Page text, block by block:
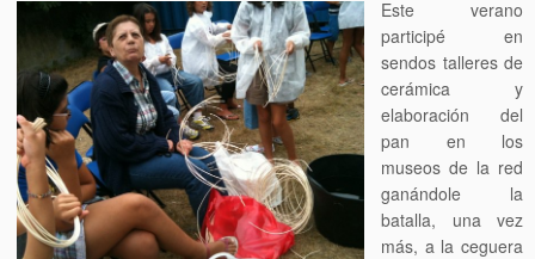
Este verano
participé en
sendos talleres de
cerámica y
elaboración del
pan en los
museos de la red
ganándole la
batalla, una vez
más, a la ceguera